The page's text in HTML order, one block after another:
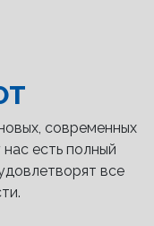
современных
есть полный
все